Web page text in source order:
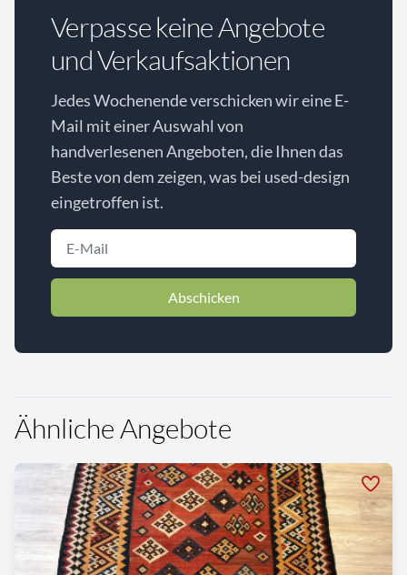
Verpasse keine Angebote
und Verkaufsaktionen
Jedes Wochenende verschicken wir eine E-
Mail mit einer Auswahl von
handverlesenen Angeboten, die Ihnen das
Beste von dem zeigen, was bei used-design
eingetroffen ist.
Abschicken
Ähnliche Angebote